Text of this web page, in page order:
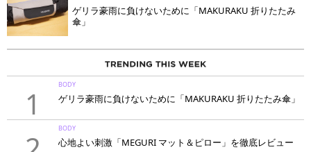
ゲリラ豪雨に負けないために「MAKURAKU 折りたたみ
傘」
1
BODY
ゲリラ豪雨に負けないために「MAKURAKU 折りたたみ傘」
BODY
心地よい刺激「MEGURI マット＆ピロー」を徹底レビュー